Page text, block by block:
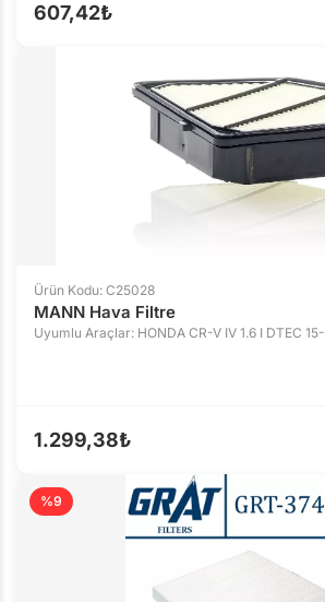
607,42₺
Ürün Kodu: C25028
MANN Hava Filtre
Uyumlu Araçlar: HONDA CR-V IV 1.6 I DTEC 15-
1.299,38₺
%9